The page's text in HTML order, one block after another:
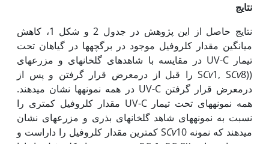
نتایج
نتایج حاصل از این پژوهش در جدول 2 و شکل 1، کاهش
میانگین مقدار کلروفیل موجود در برگچه­ها در گیاهان تحت
تیمار UV-C در مقایسه با شاهدهای گلخانه­ای و مزرعه­ای
((S
Cv1, SCv
8 را قبل از درمعرض قرار گرفتن و پس از
درمعرض قرار گرفتن UV-C در همه نمونه­ها نشان می­دهند.
همه نمونه­های تحت تیمار UV-C مقدار کلروفیل کمتری را
نسبت به نمونه­های شاهد گلخانه­ای بذری و مزرعه­ای نشان
می‏دهند که نمونه S
Cv 10 کمترین مقدار کلروفیل را داراست و